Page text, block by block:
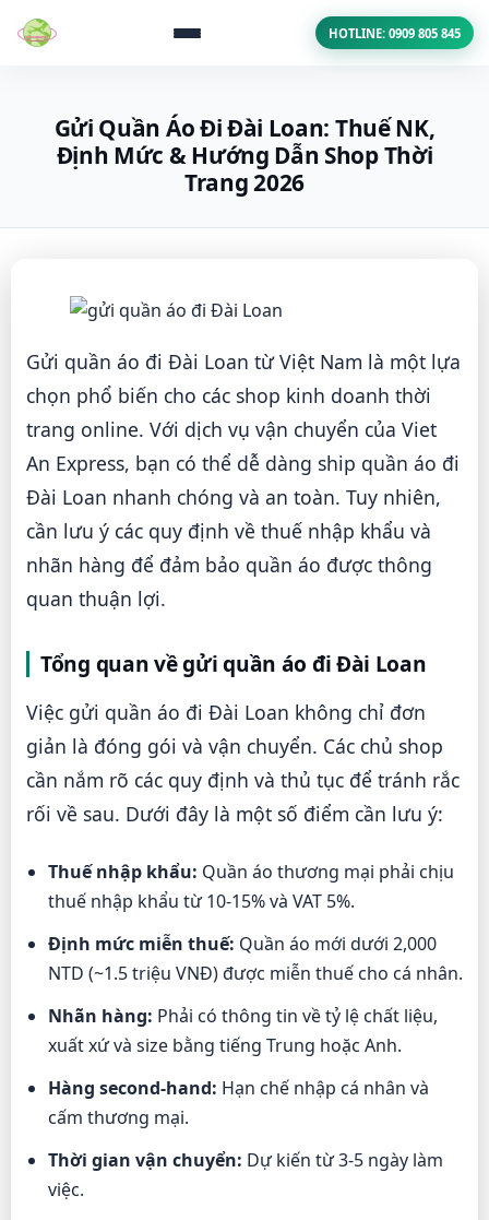
HOTLINE: 0909 805 845
Gửi Quần Áo Đi Đài Loan: Thuế NK,
Định Mức & Hướng Dẫn Shop Thời
Trang 2026
Gửi quần áo đi Đài Loan từ Việt Nam là một lựa
chọn phổ biến cho các shop kinh doanh thời
trang online. Với dịch vụ vận chuyển của Viet
An Express, bạn có thể dễ dàng ship quần áo đi
Đài Loan nhanh chóng và an toàn. Tuy nhiên,
cần lưu ý các quy định về thuế nhập khẩu và
nhãn hàng để đảm bảo quần áo được thông
quan thuận lợi.
Tổng quan về gửi quần áo đi Đài Loan
Việc gửi quần áo đi Đài Loan không chỉ đơn
giản là đóng gói và vận chuyển. Các chủ shop
cần nắm rõ các quy định và thủ tục để tránh rắc
rối về sau. Dưới đây là một số điểm cần lưu ý:
Thuế nhập khẩu: Quần áo thương mại phải chịu
thuế nhập khẩu từ 10-15% và VAT 5%.
Định mức miễn thuế: Quần áo mới dưới 2,000
NTD (~1.5 triệu VNĐ) được miễn thuế cho cá nhân.
Nhãn hàng: Phải có thông tin về tỷ lệ chất liệu,
xuất xứ và size bằng tiếng Trung hoặc Anh.
Hàng second-hand: Hạn chế nhập cá nhân và
cấm thương mại.
Thời gian vận chuyển: Dự kiến từ 3-5 ngày làm
việc.